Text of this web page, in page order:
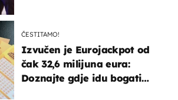
ČESTITAMO!
Izvučen je Eurojackpot od
čak 32,6 milijuna eura:
Doznajte gdje idu bogati